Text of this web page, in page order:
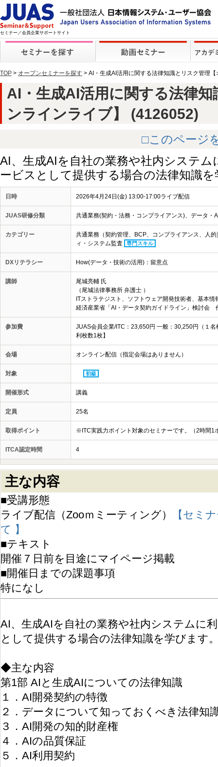
セミナー／会員企業サポートサイト
TOP > オープンセミナーを探す > AI・生成AI活用に関する法律知識とリスク管理
AI・生成AI活用に関する法律
ンラインライブ】 (4126052)
□このページ
AI、生成AIを自社の業務や社内システム
ービスとして提供する場合の法律知識
日時 2026年4月24日(金) 13:00-17:00ライブ配信
JUAS研修分類 共通業務(契約・法務・コンプライアンス)、データ
カテゴリー
共通業務（契約管理、BCP、コンプライアンス、人
ィ・システム監査
専門スキル
DXリテラシー How(データ・技術の活用)：留意点
講師
尾城亮輔 氏
（尾城法律事務所 弁護士 ）
ITストラテジスト、ソフトウェア開発技術者、基本情
経済産業省「AI・データ契約ガイドライン」検討会
参加費
JUAS会員企業/ITC：23,650円 一般：30,250円（１
利枚数1枚】
会場 オンライン配信（指定会場はありません）
対象 初級
開催形式 講義
定員 25名
取得ポイント ※ITC実践力ポイント対象のセミナーです。（2時間1
ITCA認定時間 4
主な内容
■受講形態
ライブ配信（Zooｍミーティング）
【セミ
て 】
■テキスト
開催７日前を目途にマイページ掲載
■開催日までの課題事項
特になし
AI、生成AIを自社の業務や社内システムに
として提供する場合の法律知識を学びます
◆主な内容
第1部 AIと生成AIについての法律知識
１．AI開発契約の特徴
２．データについて知っておくべき法律知
３．AI開発の知的財産権
４．AIの品質保証
５．AI利用契約